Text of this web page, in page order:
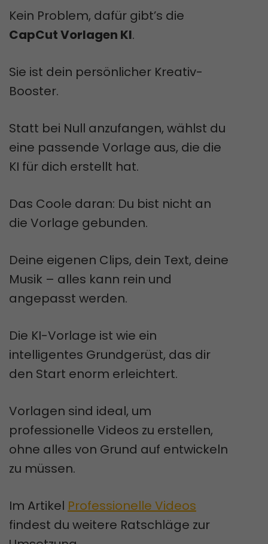
Kein Problem, dafür gibt’s die
CapCut Vorlagen KI.
Sie ist dein persönlicher Kreativ-
Booster.
Statt bei Null anzufangen, wählst du
eine passende Vorlage aus, die die
KI für dich erstellt hat.
Das Coole daran: Du bist nicht an
die Vorlage gebunden.
Deine eigenen Clips, dein Text, deine
Musik – alles kann rein und
angepasst werden.
Die KI-Vorlage ist wie ein
intelligentes Grundgerüst, das dir
den Start enorm erleichtert.
Vorlagen sind ideal, um
professionelle Videos zu erstellen,
ohne alles von Grund auf entwickeln
zu müssen.
Im Artikel Professionelle Videos
findest du weitere Ratschläge zur